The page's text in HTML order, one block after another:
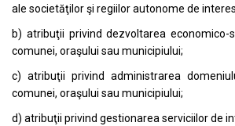
ale societăţilor şi regiilor autonome de
b) atribuţii privind dezvoltarea economico-
comunei, oraşului sau municipiului;
c) atribuţii privind administrarea
comunei, oraşului sau municipiului;
d) atribuţii privind gestionarea serviciilor de